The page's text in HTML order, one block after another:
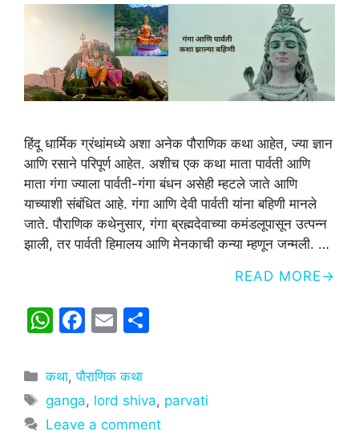
हिंदू धार्मिक ग्रंथांमध्ये अशा अनेक पौराणिक कथा आहेत, ज्या ज्ञान
आणि रसाने परिपूर्ण आहेत. अशीच एक कथा माता पार्वती आणि
माता गंगा ज्याला पार्वती-गंगा बंधन असेही म्हटले जाते आणि
याच्याशी संबंधित आहे. गंगा आणि देवी पार्वती यांना बहिणी मानले
जाते. पौराणिक कथेनुसार, गंगा ब्रह्मदेवाच्या कमंडलूपासून उत्पन्न
झाली, तर पार्वती हिमालय आणि मेनकाची कन्या म्हणून जन्मली. …
READ MORE
W
at
s
A
F
c
e
b
E
ai
e
Categories
कथा,पौराणिक कथा
Tags
ganga, lord shiva, parvati
Leave a comment